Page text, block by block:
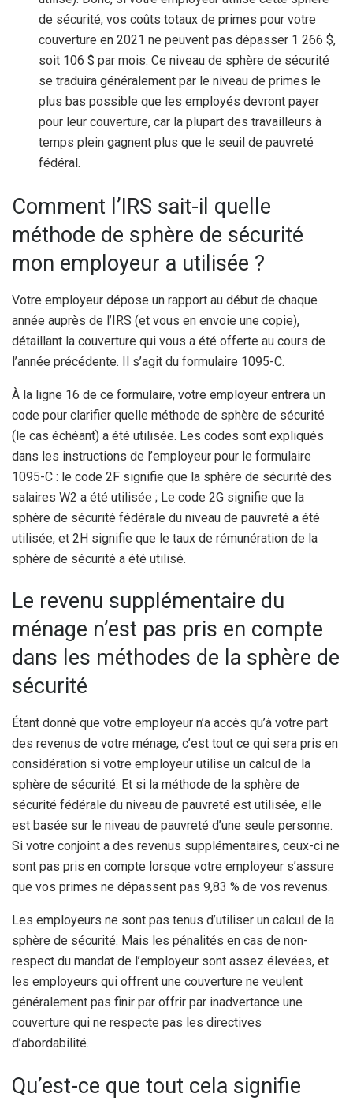
de sécurité, vos coûts totaux de primes pour votre
couverture en 2021 ne peuvent pas dépasser 1 266 $,
soit 106 $ par mois. Ce niveau de sphère de sécurité
se traduira généralement par le niveau de primes le
plus bas possible que les employés devront payer
pour leur couverture, car la plupart des travailleurs à
temps plein gagnent plus que le seuil de pauvreté
fédéral.
Comment l’IRS sait-il quelle
méthode de sphère de sécurité
mon employeur a utilisée ?
Votre employeur dépose un rapport au début de chaque
année auprès de l’IRS (et vous en envoie une copie),
détaillant la couverture qui vous a été offerte au cours de
l’année précédente. Il s’agit du formulaire 1095-C.
À la ligne 16 de ce formulaire, votre employeur entrera un
code pour clarifier quelle méthode de sphère de sécurité
(le cas échéant) a été utilisée. Les codes sont expliqués
dans les instructions de l’employeur pour le formulaire
1095-C : le code 2F signifie que la sphère de sécurité des
salaires W2 a été utilisée ; Le code 2G signifie que la
sphère de sécurité fédérale du niveau de pauvreté a été
utilisée, et 2H signifie que le taux de rémunération de la
sphère de sécurité a été utilisé.
Le revenu supplémentaire du
ménage n’est pas pris en compte
dans les méthodes de la sphère de
sécurité
Étant donné que votre employeur n’a accès qu’à votre part
des revenus de votre ménage, c’est tout ce qui sera pris en
considération si votre employeur utilise un calcul de la
sphère de sécurité. Et si la méthode de la sphère de
sécurité fédérale du niveau de pauvreté est utilisée, elle
est basée sur le niveau de pauvreté d’une seule personne.
Si votre conjoint a des revenus supplémentaires, ceux-ci ne
sont pas pris en compte lorsque votre employeur s’assure
que vos primes ne dépassent pas 9,83 % de vos revenus.
Les employeurs ne sont pas tenus d’utiliser un calcul de la
sphère de sécurité. Mais les pénalités en cas de non-
respect du mandat de l’employeur sont assez élevées, et
les employeurs qui offrent une couverture ne veulent
généralement pas finir par offrir par inadvertance une
couverture qui ne respecte pas les directives
d’abordabilité.
Qu’est-ce que tout cela signifie